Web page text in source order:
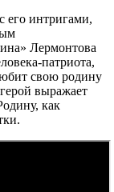
его интригами,
Лермонтова
патриота,
свою родину
выражает
как